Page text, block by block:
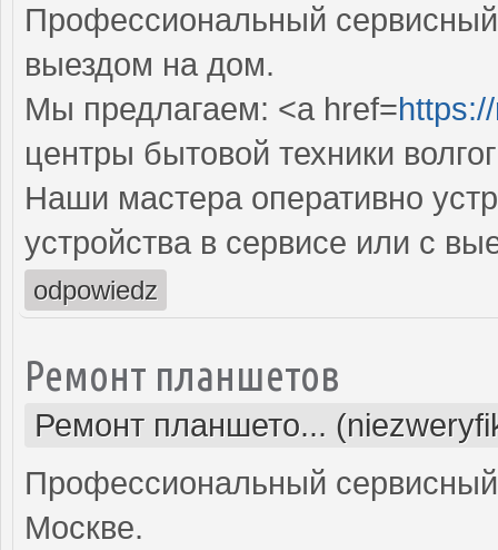
Профессиональный
выездом на дом.
Мы предлагаем: <a href=
центры бытовой техники
Наши мастера оперативно
устройства в сервисе или с
odpowiedz
Ремонт планшетов
Ремонт планшето...
Профессиональный
Москве.